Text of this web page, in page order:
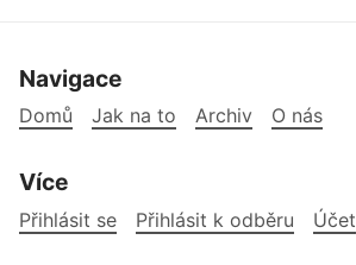
Navigace
Domů Jak na to Archiv O nás
Více
Přihlásit se Přihlásit k odběru Účet